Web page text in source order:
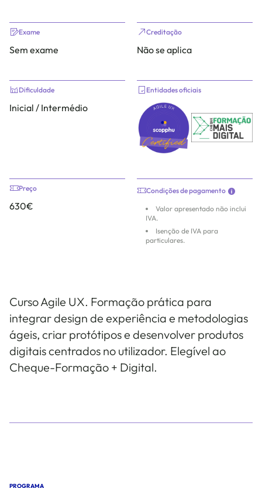
Exame
Sem exame
Creditação
Não se aplica
Dificuldade
Inicial / Intermédio
Entidades oficiais
Preço
630€
Condições de pagamento
Valor apresentado não inclui
IVA.
Isenção de IVA para
particulares.
Curso Agile UX. Formação prática para
integrar design de experiência e metodologias
ágeis, criar protótipos e desenvolver produtos
digitais centrados no utilizador. Elegível ao
Cheque-Formação + Digital.
PROGRAMA